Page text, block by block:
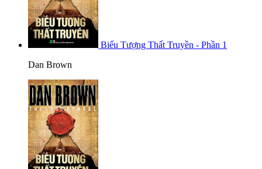
Biểu Tượng Thất Truyền - Phần 1
Dan Brown